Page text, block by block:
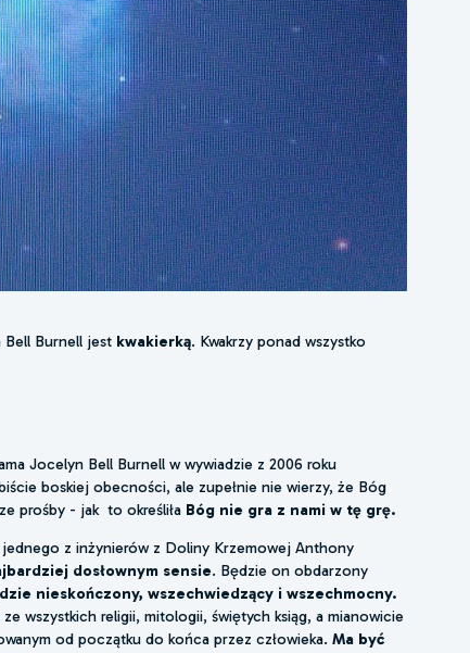
Bell Burnell jest kwakierką. Kwakrzy ponad wszystko
Jocelyn Bell Burnell w wywiadzie z 2006 roku
boskiej obecności, ale zupełnie nie wierzy, że Bóg
prośby - jak to określiła Bóg nie gra z nami w tę grę.
z inżynierów z Doliny Krzemowej Anthony
dosłownym sensie. Będzie on obdarzony
nieskończony, wszechwiedzący i wszechmocny.
wszystkich religii, mitologii, świętych ksiąg, a mianowicie
od początku do końca przez człowieka.Ma być